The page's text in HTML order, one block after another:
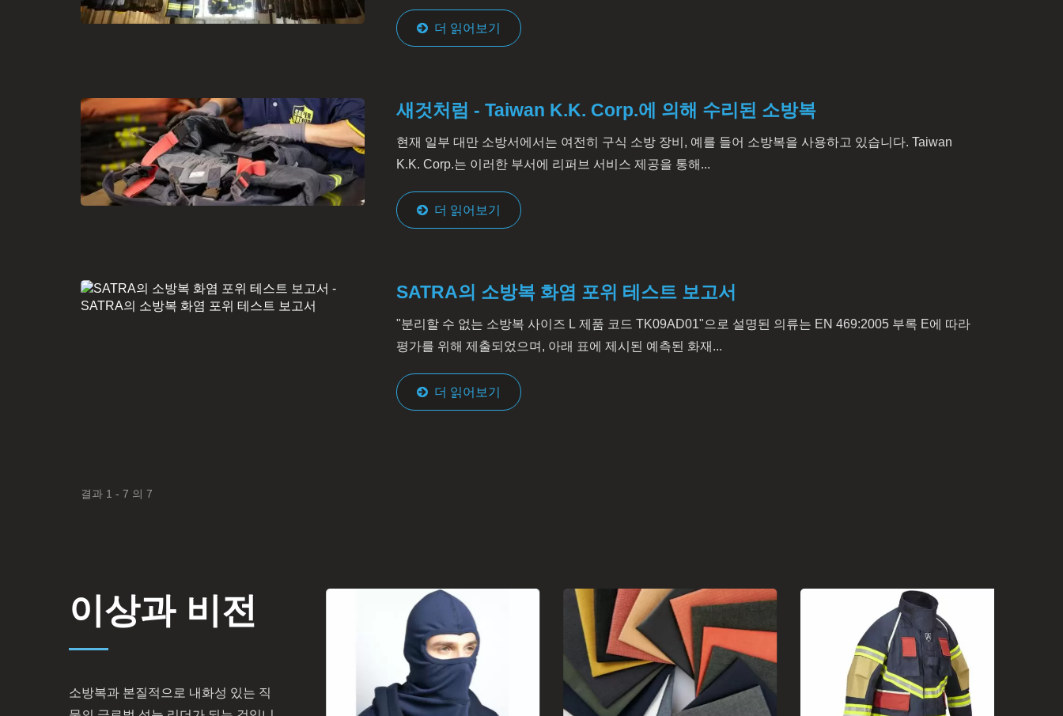
더 읽어보기
새것처럼 - Taiwan K.K. Corp.에 의해 수리된 소방복
현재 일부 대만 소방서에서는 여전히 구식 소방 장비, 예를 들어 소방복을 사용하고 있습니다. Taiwan
K.K. Corp.는 이러한 부서에 리퍼브 서비스 제공을 통해...
더 읽어보기
SATRA의 소방복 화염 포위 테스트 보고서
"분리할 수 없는 소방복 사이즈 L 제품 코드 TK09AD01"으로 설명된 의류는 EN 469:2005 부록 E에 따라
평가를 위해 제출되었으며, 아래 표에 제시된 예측된 화재...
더 읽어보기
결과 1 - 7 의 7
이상과 비전
소방복과 본질적으로 내화성 있는 직